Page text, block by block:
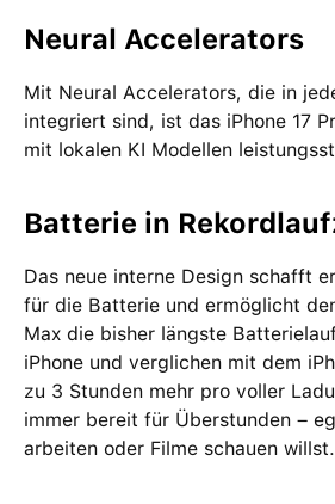
Neural Accelerators
Mit Neural Accelerators, die in
integriert sind, ist das iPhone 17
mit lokalen KI Modellen
Batterie in
Das neue interne Design schafft
für die Batterie und ermöglicht
Max die bisher längste
iPhone und verglichen mit dem
zu 3 Stunden mehr pro voller
immer bereit für Überstunden –
arbeiten oder Filme schauen willst.